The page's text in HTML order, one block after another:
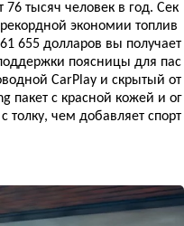
тысяч человек в год. Сек
экономии топлив
655 долларов вы получает
поясницы для пас
CarPlay и скрытый от
пакет с красной кожей и ог
толку, чем добавляет спорт